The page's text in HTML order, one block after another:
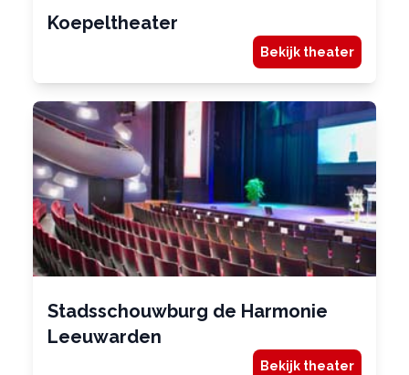
Koepeltheater
Bekijk theater
Stadsschouwburg de Harmonie
Leeuwarden
Bekijk theater